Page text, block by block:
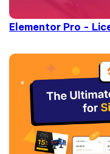
Elementor Pro -